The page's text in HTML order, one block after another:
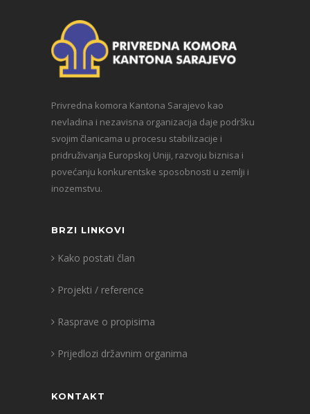
Privredna komora Kantona Sarajevo kao
nevladina i nezavisna organizacija daje podršku
svojim članicama u procesu stabilizacije i
pridruživanja Europskoj Uniji, razvoju biznisa i
povećanju konkurentske sposobnosti u zemlji i
inozemstvu.
BRZI LINKOVI
Kako postati član
Projekti / reference
Rasprave o propisima
Prijedlozi državnim organima
KONTAKT